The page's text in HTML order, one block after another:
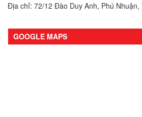
Địa chỉ: 72/12 Đào Duy Anh, Phú Nhuận,
GOOGLE MAPS